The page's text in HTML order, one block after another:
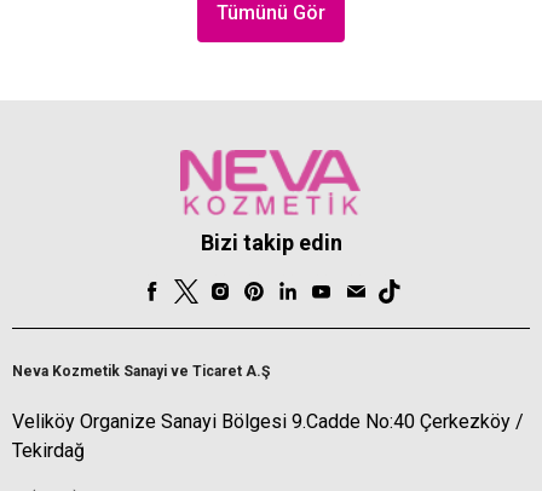
Tümünü Gör
Bizi takip edin
Neva Kozmetik Sanayi ve Ticaret A.Ş
Veliköy Organize Sanayi Bölgesi 9.Cadde No:40 Çerkezköy /
Tekirdağ